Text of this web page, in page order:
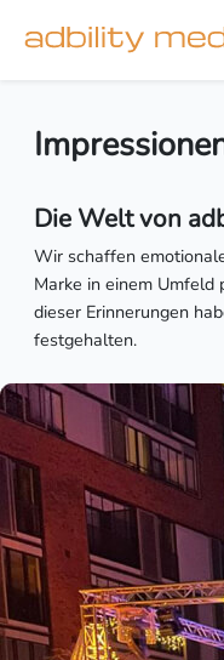
Die Welt von
Wir schaffen
Marke in einem Umfeld
dieser Erinnerungen
festgehalten.